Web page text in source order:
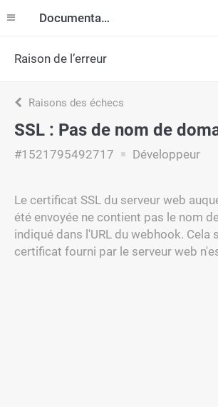
Documentation
Raison de l’erreur
Raisons des échecs
#1521795492717 Développeur
Le certificat SSL du serveur web
été envoyée ne contient pas le nom
indiqué dans l'URL du webhook. Cela
certificat fourni par le serveur web